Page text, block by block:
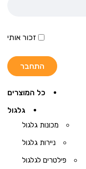
זכור אותי
כל המוצרים
גלגול
מכונות גלגול
ניירות גלגול
פילטרים לגלגול